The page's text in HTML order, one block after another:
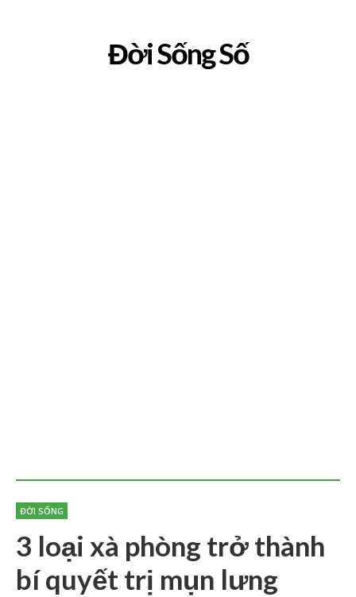
Đời Sống Số
ĐỜI SỐNG
3 loại xà phòng trở thành
bí quyết trị mụn lưng